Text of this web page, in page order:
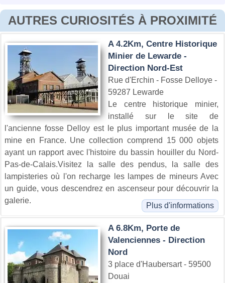
AUTRES CURIOSITÉS À PROXIMITÉ
A 4.2Km, Centre Historique
Minier de Lewarde -
Direction Nord-Est
Rue d'Erchin - Fosse Delloye -
59287 Lewarde
Le centre historique minier,
installé sur le site de
l'ancienne fosse Delloy est le plus important musée de la
mine en France. Une collection comprend 15 000 objets
ayant un rapport avec l'histoire du bassin houiller du Nord-
Pas-de-Calais.Visitez la salle des pendus, la salle des
lampisteries où l'on recharge les lampes de mineurs Avec
un guide, vous descendrez en ascenseur pour découvrir la
galerie.
Plus d'informations
A 6.8Km, Porte de
Valenciennes - Direction
Nord
3 place d'Haubersart - 59500
Douai